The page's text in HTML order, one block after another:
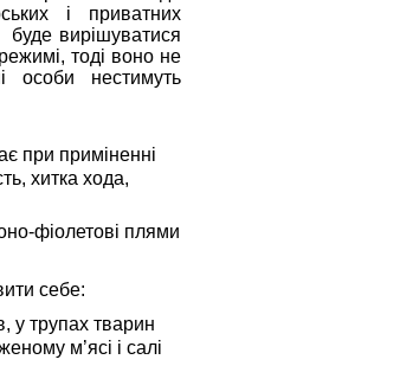
і приватних
вирішуватися
тоді воно не
особи нестимуть
при приміненні
хитка хода,
фіолетові плями
себе:
у трупах тварин
м’ясі і салі